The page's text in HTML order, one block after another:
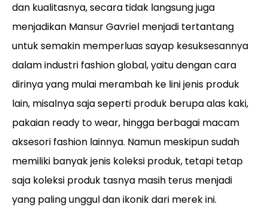
dan kualitasnya, secara tidak langsung juga
menjadikan Mansur Gavriel menjadi tertantang
untuk semakin memperluas sayap kesuksesannya
dalam industri fashion global, yaitu dengan cara
dirinya yang mulai merambah ke lini jenis produk
lain, misalnya saja seperti produk berupa alas kaki,
pakaian ready to wear, hingga berbagai macam
aksesori fashion lainnya. Namun meskipun sudah
memiliki banyak jenis koleksi produk, tetapi tetap
saja koleksi produk tasnya masih terus menjadi
yang paling unggul dan ikonik dari merek ini.